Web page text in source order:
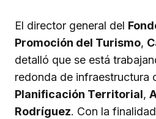
El director general del
Promoción del Turismo,
detalló que se está
redonda de infraestructura
Planificación Territorial,
Rodríguez. Con la